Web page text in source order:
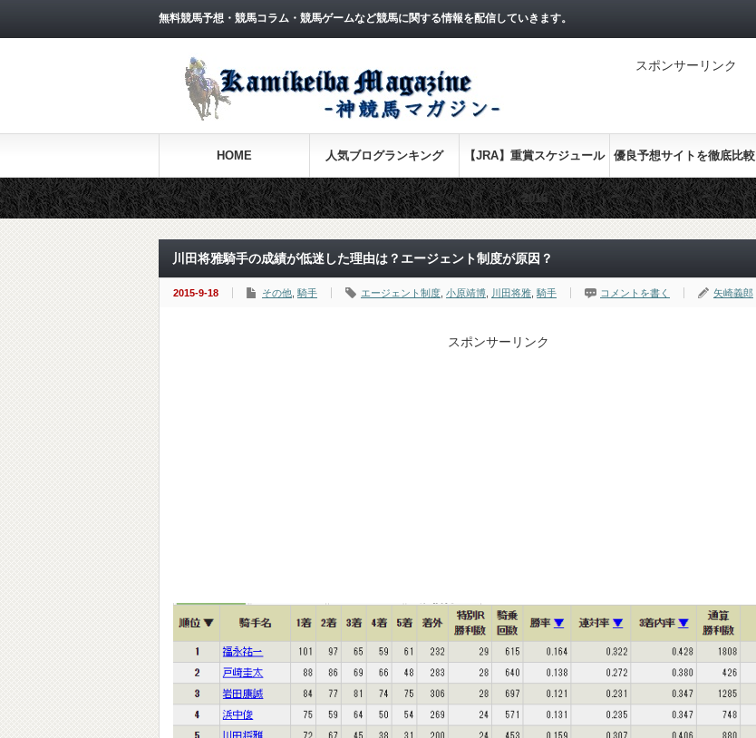
無料競馬予想・競馬コラム・競馬ゲームなど競馬に関する情報を配信していきます。
HOME 人気ブログランキング 【JRA】重賞スケジュール
2016
優良予想サイトを徹底比較
スポンサーリンク
川田将雅騎手の成績が低迷した理由は？エージェント制度が原因？
2015-9-18 その他 騎手 エージェント制度 小原靖博 川田将雅 騎手 コメントを書く 矢崎義郎
スポンサーリンク